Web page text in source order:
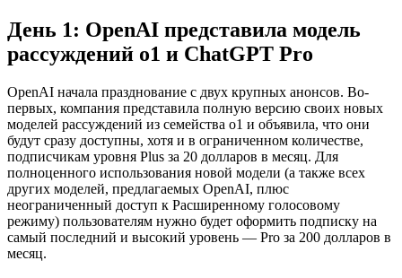
День 1: OpenAI представила модель
рассуждений o1 и ChatGPT Pro
OpenAI начала празднование с двух крупных анонсов. Во-
первых, компания представила полную версию своих новых
моделей рассуждений из семейства o1 и объявила, что они
будут сразу доступны, хотя и в ограниченном количестве,
подписчикам уровня Plus за 20 долларов в месяц. Для
полноценного использования новой модели (а также всех
других моделей, предлагаемых OpenAI, плюс
неограниченный доступ к Расширенному голосовому
режиму) пользователям нужно будет оформить подписку на
самый последний и высокий уровень — Pro за 200 долларов в
месяц.